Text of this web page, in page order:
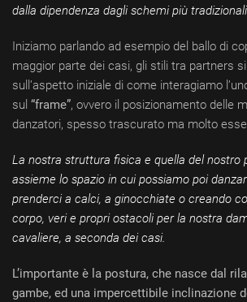
dalla dipendenza dagli schemi più
Iniziamo parlando ad esempio del ballo di
maggior parte dei casi, gli stili tra partners
sull’aspetto iniziale di come interagiamo
sul “frame”, ovvero il posizionamento delle
danzatori, spesso trascurato ma molto
La nostra struttura fisica e quella del nostro
assieme lo spazio in cui possiamo poi
prenderci a calci, a ginocchiate o creando
corpo, veri e propri ostacoli per la nostra
cavaliere, a seconda dei casi.
L’importante è la postura, che nasce dal
gambe, ed una impercettibile inclinazione